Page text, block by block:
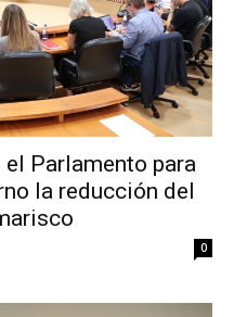
el Parlamento para
la reducción del
0